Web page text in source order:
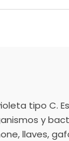
tipo C.
y
llaves,